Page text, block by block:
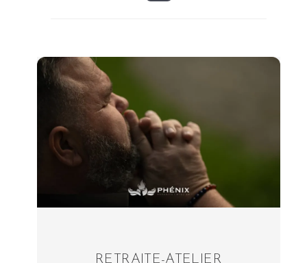
RETRAITE-ATELIER